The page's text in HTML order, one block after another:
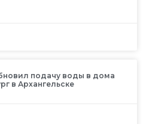
подачу воды в дома
в Архангельске